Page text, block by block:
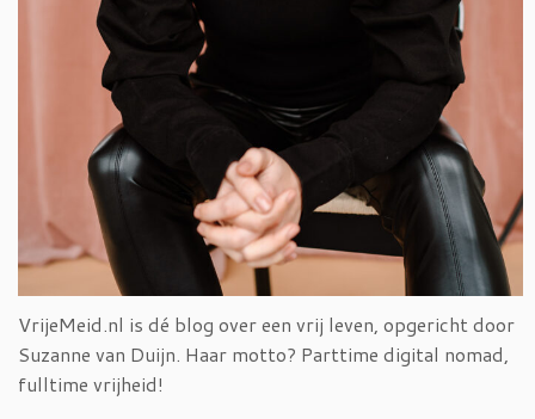
VrijeMeid.nl is dé blog over een vrij leven, opgericht door
Suzanne van Duijn. Haar motto? Parttime digital nomad,
fulltime vrijheid!